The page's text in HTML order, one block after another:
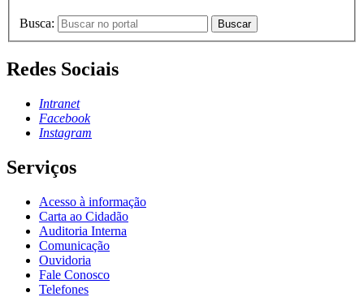
Busca: Buscar
Redes Sociais
Intranet
Facebook
Instagram
Serviços
Acesso à informação
Carta ao Cidadão
Auditoria Interna
Comunicação
Ouvidoria
Fale Conosco
Telefones